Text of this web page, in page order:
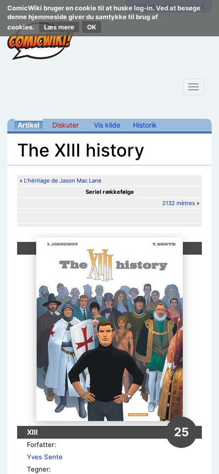
ComicWiki bruger en cookie til at huske log-in. Ved at besøge
denne hjemmeside giver du samtykke til brug af
cookies.
Læs mere
Opret konto Log på
Toggle
Artikel Diskuter Vis kilde Historik
The XIII history
« L'héritage de Jason Mac Lane
Seriel rækkefølge
2132 mètres »
XIII 25
Forfatter:
Yves Sente
Tegner: